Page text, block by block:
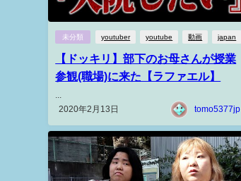
未分類 youtuber youtube 動画 japan
【ドッキリ】部下のお母さんが授業
参観(職場)に来た【ラファエル】
...
2020年2月13日
tomo5377jp